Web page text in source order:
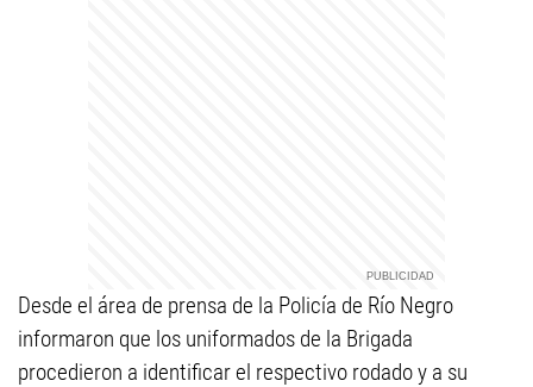
Desde el área de prensa de la Policía de Río Negro
informaron que los uniformados de la Brigada
procedieron a identificar el respectivo rodado y a su